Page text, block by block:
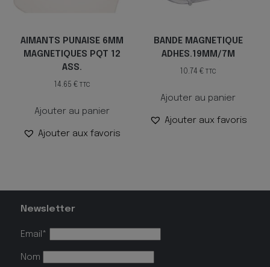
AIMANTS PUNAISE 6MM
MAGNETIQUES PQT 12
ASS.
14.65 € TTC
Ajouter au panier
Ajouter aux favoris
BANDE MAGNETIQUE
ADHES.19MM/7M
10.74€ TTC
Ajouter au panier
Ajouter aux favoris
Newsletter
Email*
Nom